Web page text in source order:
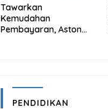
Tawarkan
Kemudahan
Pembayaran, Aston
PENDIDIKAN